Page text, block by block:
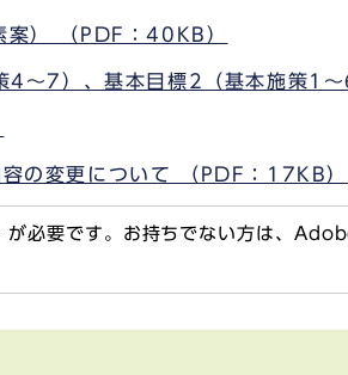
案） （PDF：40KB）
～7）、基本目標2（基本施策1
の変更について （PDF：17KB）
要です。お持ちでない方は、